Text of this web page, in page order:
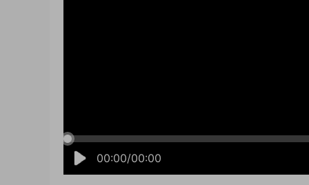
00:00/00:00